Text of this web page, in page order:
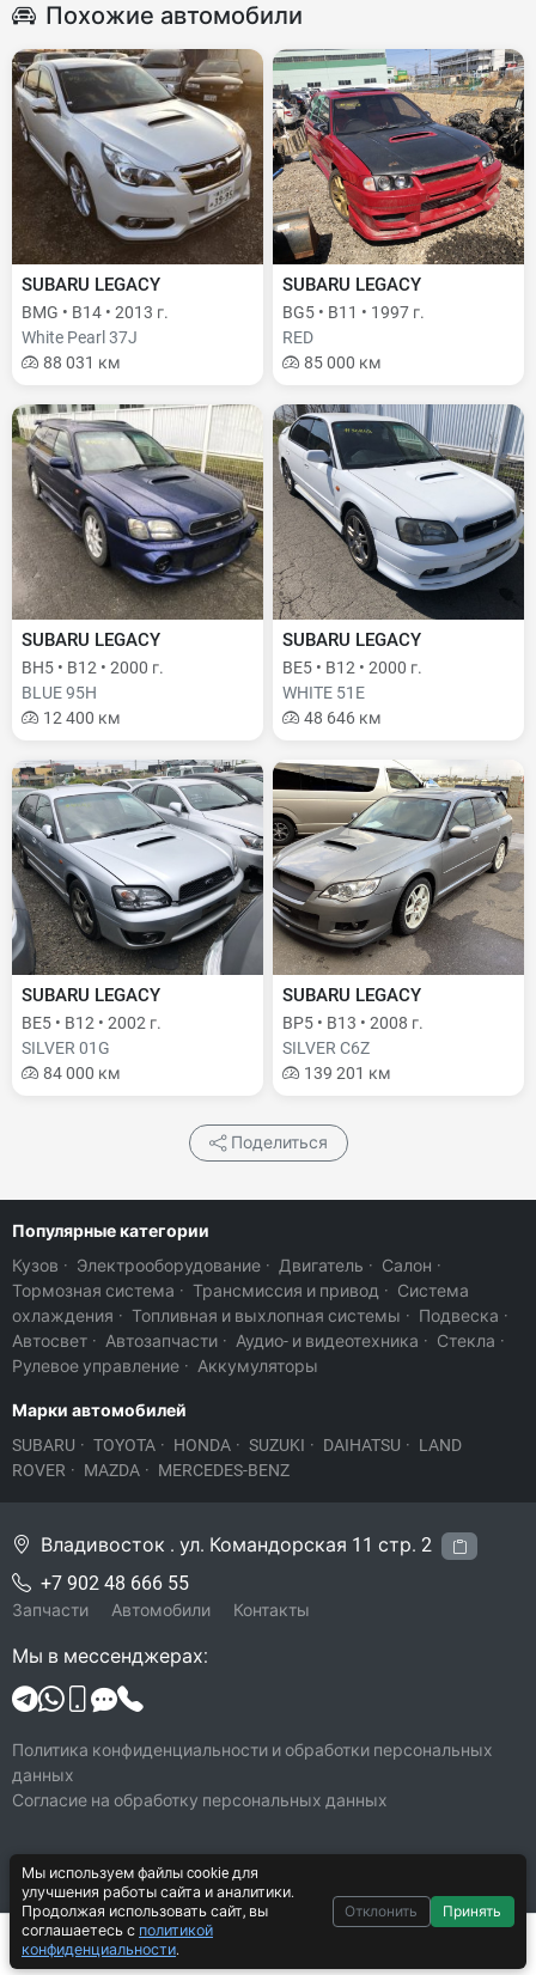
Похожие автомобили
SUBARU LEGACY
BMG • B14 • 2013 г.
White Pearl 37J
88 031 км
SUBARU LEGACY
BG5 • B11 • 1997 г.
RED
85 000 км
SUBARU LEGACY
BH5 • B12 • 2000 г.
BLUE 95H
12 400 км
SUBARU LEGACY
BE5 • B12 • 2000 г.
WHITE 51E
48 646 км
SUBARU LEGACY
BE5 • B12 • 2002 г.
SILVER 01G
84 000 км
SUBARU LEGACY
BP5 • B13 • 2008 г.
SILVER C6Z
139 201 км
500 ₽
Поделиться
Популярные категории
Кузов · Электрооборудование · Двигатель · Салон ·
Тормозная система · Трансмиссия и привод · Система
охлаждения · Топливная и выхлопная системы · Подвеска ·
Автосвет · Автозапчасти · Аудио- и видеотехника · Стекла ·
Рулевое управление · Аккумуляторы
Марки автомобилей
SUBARU · TOYOTA · HONDA · SUZUKI · DAIHATSU · LAND
ROVER · MAZDA · MERCEDES-BENZ
© 2026 Legacy-VL
Все права защищены
Система CarYard 2017–2026
Владивосток . ул. Командорская 11 стр. 2
+7 902 48 666 55
Запчасти Автомобили Контакты
Мы в мессенджерах:
Политика конфиденциальности и обработки персональных
данных
Согласие на обработку персональных данных
Мы используем файлы cookie для
улучшения работы сайта и аналитики.
Продолжая использовать сайт, вы
соглашаетесь с политикой
конфиденциальности.
Отклонить Принять